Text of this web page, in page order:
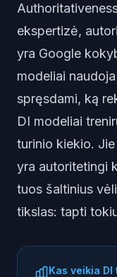
ekspertizė,
yra Google
modeliai
spręsdami, ką
DI modeliai
turinio kiekio.
yra autoritetingi
tuos šaltinius
tikslas: tapti
Kas veikia DI